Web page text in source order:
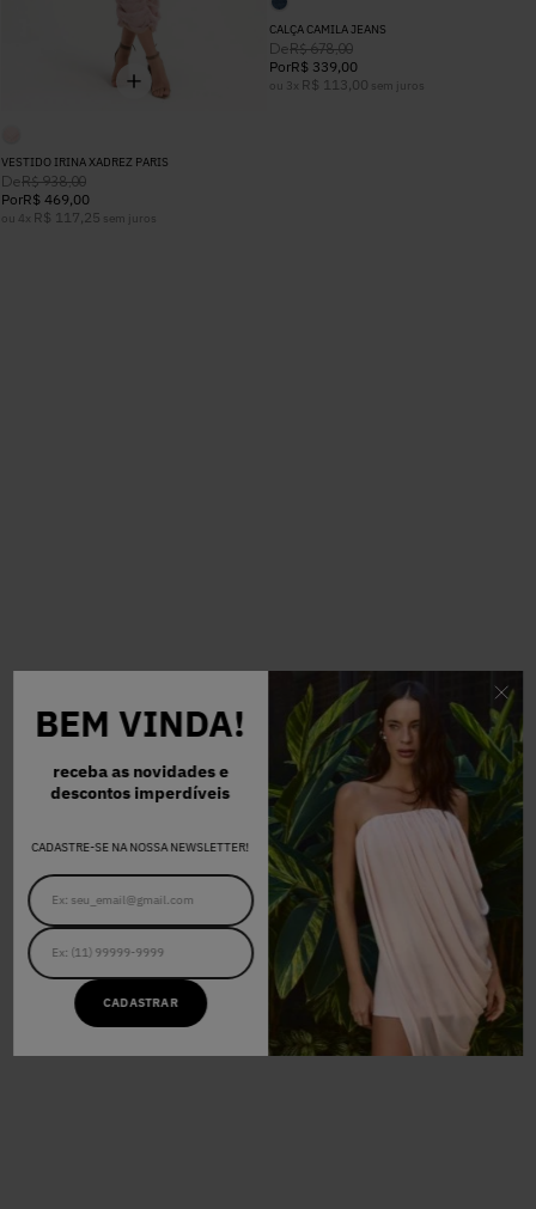
BEM VINDA!
receba as novidades e
descontos imperdíveis
CADASTRE-SE NA NOSSA NEWSLETTER!
CADASTRAR
VESTIDO IRINA XADREZ PARIS
DeR$ 938,00
PorR$ 469,00
ou 4 x R$ 117,25 sem juros
CALÇA CAMILA JEANS
DeR$ 678,00
PorR$ 339,00
ou 3 x R$ 113,00 sem juros